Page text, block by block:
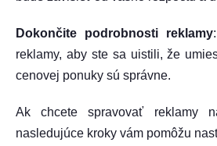
Dokončite podrobnosti reklamy
reklamy, aby ste sa uistili, že
cenovej ponuky sú správne.
Ak chcete spravovať reklamy
nasledujúce kroky vám pomôžu